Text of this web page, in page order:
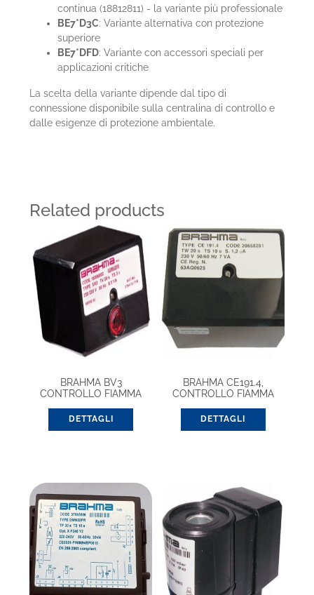
continua (18812811) - la variante più professionale
BE7*D3C: Variante alternativa con protezione
superiore
BE7*DFD: Variante con accessori speciali per
applicazioni critiche
La scelta della variante dipende dal tipo di
connessione disponibile sulla centralina di controllo e
dalle esigenze di protezione ambientale.
Related products
BRAHMA BV3
CONTROLLO FIAMMA
DETTAGLI
BRAHMA CE191.4,
CONTROLLO FIAMMA
DETTAGLI